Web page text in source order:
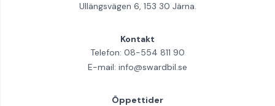
Ullängsvägen 6, 153 30 Järna.
Kontakt
Telefon: 08-554 811 90
E-mail: info@swardbil.se
Öppettider